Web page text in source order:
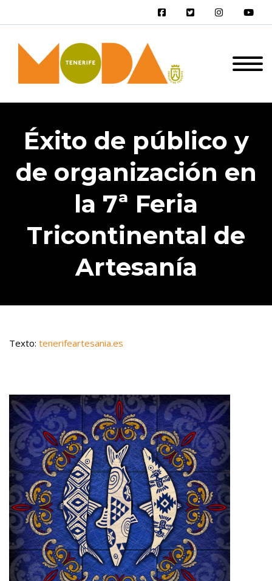
Éxito de público y
de organización en
la 7ª Feria
Tricontinental de
Artesanía
Texto: tenerifeartesania.es